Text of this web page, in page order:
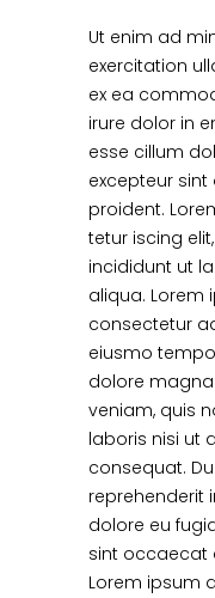
Ut enim ad
exercitation
ex ea
irure dolor in
esse cillum
excepteur
proident.
tetur iscing
incididunt ut
aliqua. Lorem
consectetur
eiusmo
dolore
veniam, quis
laboris nisi ut
consequat.
reprehenderit
dolore eu
sint occaecat
Lorem ipsum